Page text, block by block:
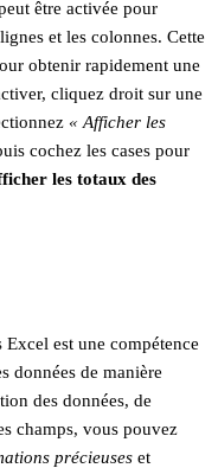
être activée pour
et les colonnes. Cette
obtenir rapidement une
cliquez droit sur une
« Afficher les
cochez les cases pour
les totaux des
Excel est une compétence
données de manière
des données, de
champs, vous pouvez
précieuses et